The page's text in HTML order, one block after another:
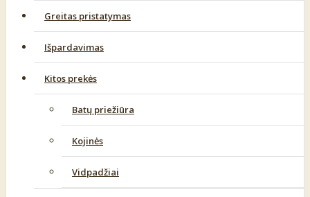
Greitas pristatymas
Išpardavimas
Kitos prekės
Batų priežiūra
Kojinės
Vidpadžiai